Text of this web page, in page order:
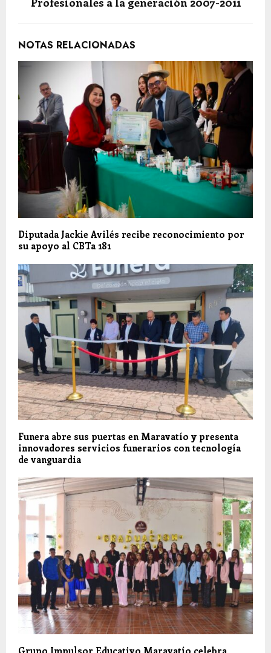
NOTAS RELACIONADAS
Diputada Jackie Avilés recibe reconocimiento por
su apoyo al CBTa 181
Funera abre sus puertas en Maravatío y presenta
innovadores servicios funerarios con tecnología
de vanguardia
Grupo Impulsor Educativo Maravatío celebra